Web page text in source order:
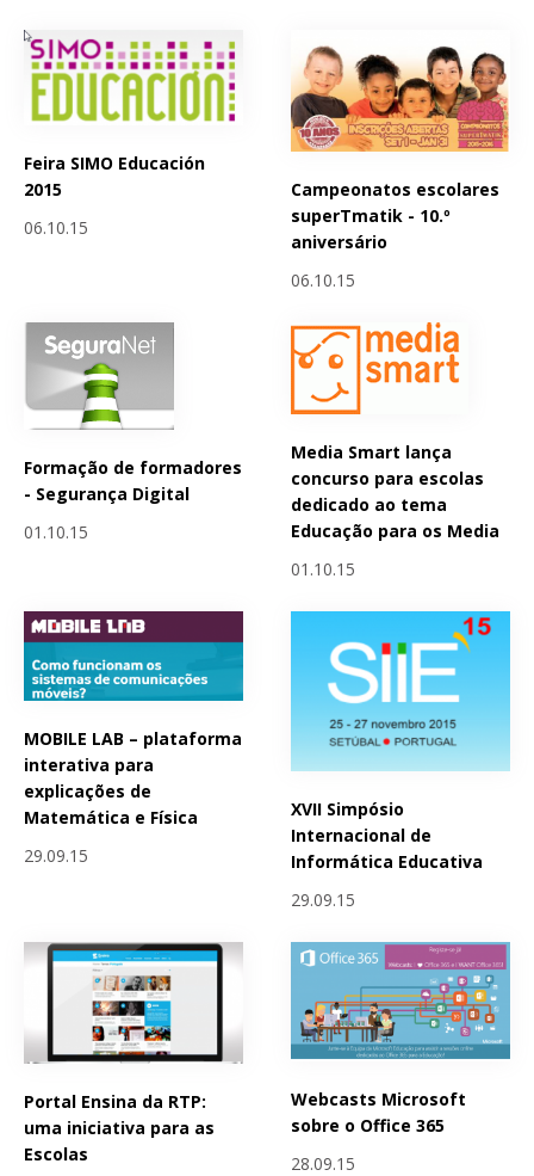
Feira SIMO Educación
2015
06.10.15
Campeonatos escolares
superTmatik - 10.º
aniversário
06.10.15
Formação de formadores
- Segurança Digital
01.10.15
Media Smart lança
concurso para escolas
dedicado ao tema
Educação para os Media
01.10.15
MOBILE LAB – plataforma
interativa para
explicações de
Matemática e Física
29.09.15
XVII Simpósio
Internacional de
Informática Educativa
29.09.15
Portal Ensina da RTP:
uma iniciativa para as
Escolas
Webcasts Microsoft
sobre o Office 365
28.09.15